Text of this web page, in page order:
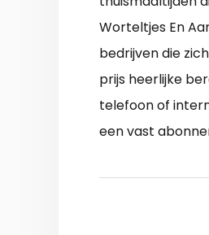
Worteltjes En
bedrijven die
prijs heerlijke
telefoon of
een vast